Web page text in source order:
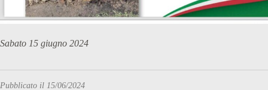
Sabato 15 giugno 2024
Pubblicato il 15/06/2024